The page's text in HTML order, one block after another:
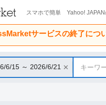
スマホで簡単 Yahoo! JAPAN
サービスの終了につ
6/15 ～ 2026/6/21 キーワ